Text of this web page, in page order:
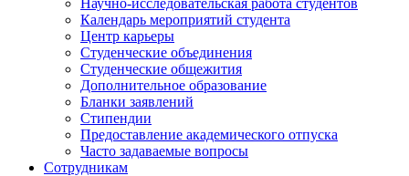
Научно-исследовательская работа студентов
Календарь мероприятий студента
Центр карьеры
Студенческие объединения
Студенческие общежития
Дополнительное образование
Бланки заявлений
Стипендии
Предоставление академического отпуска
Часто задаваемые вопросы
Сотрудникам